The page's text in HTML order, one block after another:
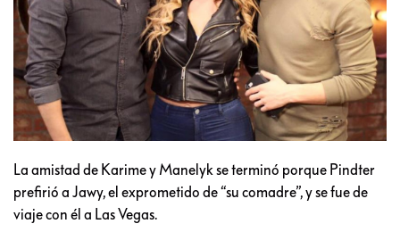
La amistad de Karime y Manelyk se terminó porque Pindter
prefirió a Jawy, el exprometido de “su comadre”, y se fue de
viaje con él a Las Vegas.